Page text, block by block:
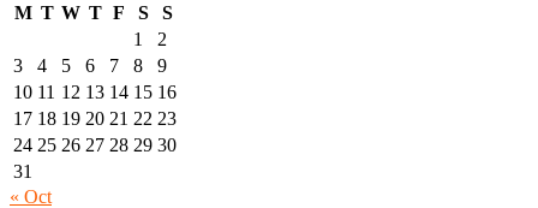
M T W T F S
S
1
2
3
4 5 6 7 8
9
10 11 12 13 14 15 16
17 18 19 20 21 22 23
24 25 26 27 28 29 30
31
« Oct